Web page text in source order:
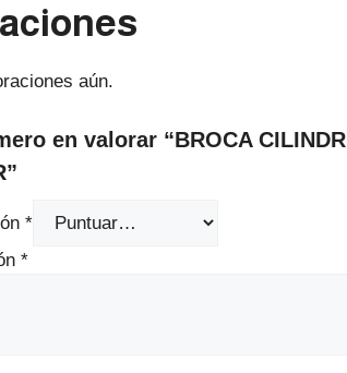
aún.
en valorar “BROCA
*
*